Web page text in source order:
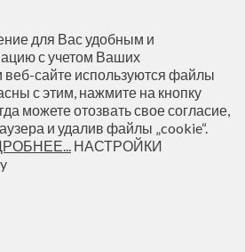
для Вас удобным и
с учетом Ваших
веб-сайте используются файлы
с этим, нажмите на кнопку
можете отозвать свое согласие,
и удалив файлы „cookie“.
НАСТРОЙКИ